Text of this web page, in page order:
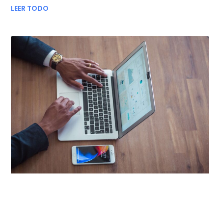
LEER TODO